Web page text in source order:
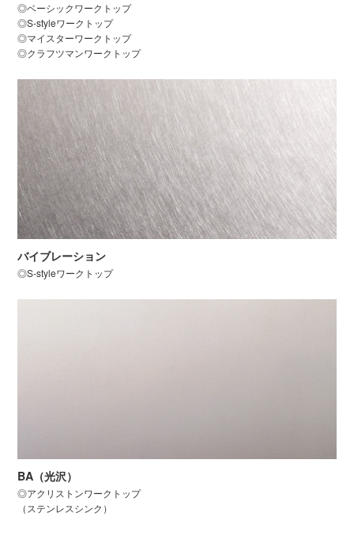
◎ベーシックワークトップ
◎S-styleワークトップ
◎マイスターワークトップ
◎クラフツマンワークトップ
バイブレーション
◎S-styleワークトップ
BA（光沢）
◎アクリストンワークトップ
（ステンレスシンク）